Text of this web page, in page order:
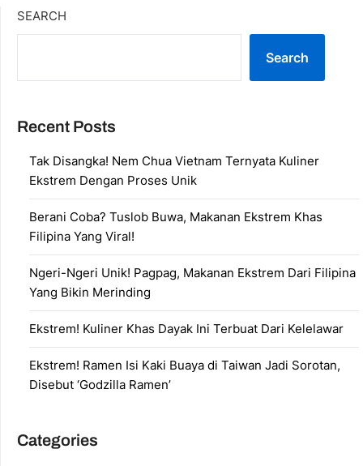
SEARCH
Search
Recent Posts
Tak Disangka! Nem Chua Vietnam Ternyata Kuliner
Ekstrem Dengan Proses Unik
Berani Coba? Tuslob Buwa, Makanan Ekstrem Khas
Filipina Yang Viral!
Ngeri-Ngeri Unik! Pagpag, Makanan Ekstrem Dari Filipina
Yang Bikin Merinding
Ekstrem! Kuliner Khas Dayak Ini Terbuat Dari Kelelawar
Ekstrem! Ramen Isi Kaki Buaya di Taiwan Jadi Sorotan,
Disebut ‘Godzilla Ramen’
Categories